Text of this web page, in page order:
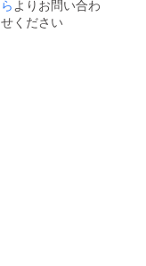
らよりお問い合わ
せください